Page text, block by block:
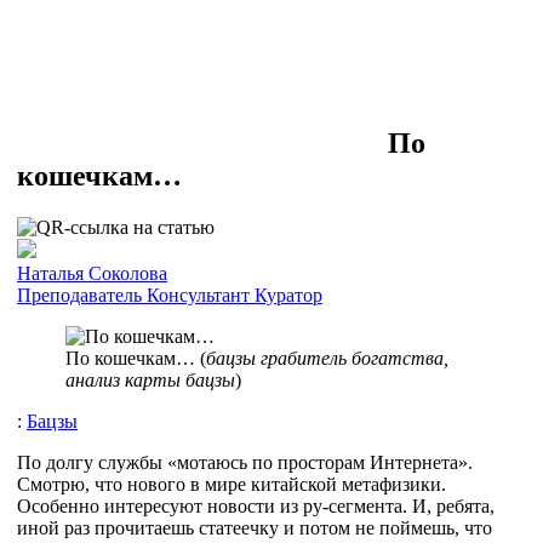
По
кошечкам…
Наталья Соколова
Преподаватель Консультант Куратор
По кошечкам… (бацзы грабитель богатства,
анализ карты бацзы)
: Бацзы
По долгу службы «мотаюсь по просторам Интернета».
Смотрю, что нового в мире китайской метафизики.
Особенно интересуют новости из ру-сегмента. И, ребята,
иной раз прочитаешь статеечку и потом не поймешь, что